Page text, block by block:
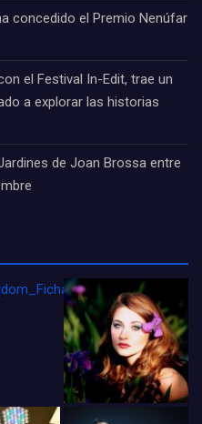
concedido el Premio Nenúfar
el Festival In-Edit, trae un
a explorar las historias
de Joan Brossa entre